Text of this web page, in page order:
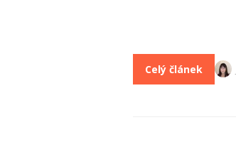
Celý článek